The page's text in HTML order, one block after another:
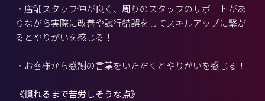
・店舗スタッフ仲が良く、周りのスタッフのサポートがあ
りながら実際に改善や試行錯誤をしてスキルアップに繋が
るとやりがいを感じる！
・お客様から感謝の言葉をいただくとやりがいを感じる！
《慣れるまで苦労しそうな点》